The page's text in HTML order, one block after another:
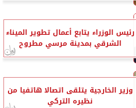
رئيس الوزراء يتابع أعمال تطوير الميناء
الشرقي بمدينة مرسي مطروح
وزير الخارجية يتلقى اتصالا هاتفيا من
نظيره التركي